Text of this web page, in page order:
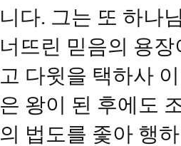
니다. 그는 또 하나
너뜨린 믿음의 용
고 다윗을 택하사
은 왕이 된 후에도
의 법도를 좇아 행